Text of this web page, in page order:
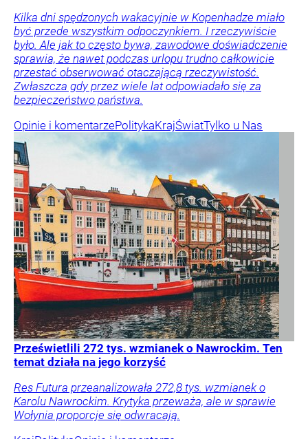
Kilka dni spędzonych wakacyjnie w Kopenhadze miało
być przede wszystkim odpoczynkiem. I rzeczywiście
było. Ale jak to często bywa, zawodowe doświadczenie
sprawia, że nawet podczas urlopu trudno całkowicie
przestać obserwować otaczającą rzeczywistość.
Zwłaszcza gdy przez wiele lat odpowiadało się za
bezpieczeństwo państwa.
Opinie i komentarzePolitykaKrajŚwiatTylko u Nas
Prześwietlili 272 tys. wzmianek o Nawrockim. Ten
temat działa na jego korzyść
Res Futura przeanalizowała 272,8 tys. wzmianek o
Karolu Nawrockim. Krytyka przeważa, ale w sprawie
Wołynia proporcje się odwracają.